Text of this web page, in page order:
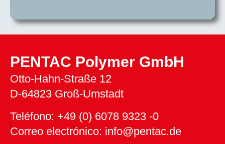
PENTAC Polymer GmbH
Otto-Hahn-Straße 12
D-64823 Groß-Umstadt
Teléfono: +49 (0) 6078 9323 -0
Correo electrónico: info@pentac.de